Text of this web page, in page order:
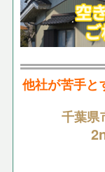
他社が苦手と
千葉県